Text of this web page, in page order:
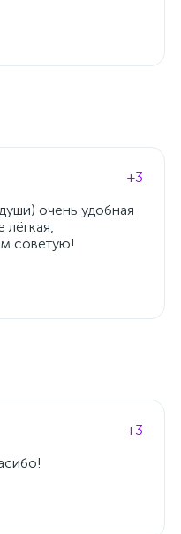
+3
очень удобная
лёгкая,
советую!
+3